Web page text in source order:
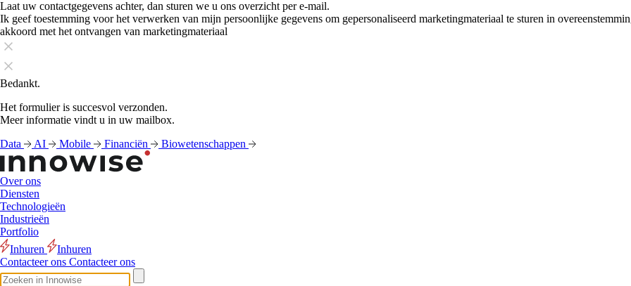
Laat uw contactgegevens achter, dan sturen we u ons overzicht per e-mail.
Ik geef toestemming voor het verwerken van mijn persoonlijke gegevens om gepersonaliseerd marketingmateriaal te sturen in
akkoord met het ontvangen van marketingmateriaal
Bedankt.
Het formulier is succesvol verzonden.
Meer informatie vindt u in uw mailbox.
Data
AI Mobile Financiën Biowetenschappen
Over ons
Diensten
Technologieën
Industrieën
Portfolio
Inhuren
Inhuren
Contacteer ons Contacteer ons